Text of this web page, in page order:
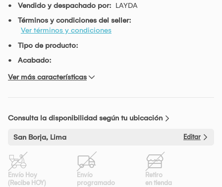
Vendido y despachado por: LAYDA
Términos y condiciones del seller:
Ver términos y condiciones
Tipo de producto:
Acabado:
Ver más características
Consulta la disponibilidad según tu ubicación
San Borja, Lima Editar
Envío Hoy
(Recibe HOY)
Envío
programado
Retiro
en tienda